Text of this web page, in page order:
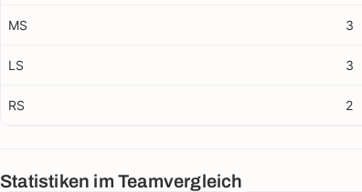
MS 3
LS 3
RS 2
Statistiken im Teamvergleich